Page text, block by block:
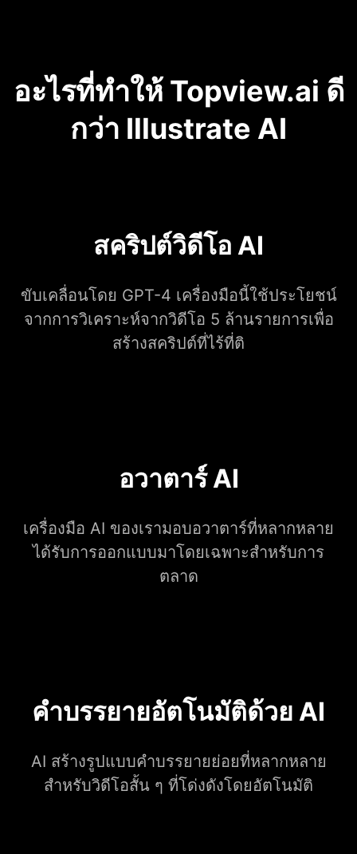
อะไรที่ทำให้ Topview.ai ดี
กว่า Illustrate AI
สคริปต์วิดีโอ AI
ขับเคลื่อนโดย GPT-4 เครื่องมือนี้ใช้ประโยชน์
จากการวิเคราะห์จากวิดีโอ 5 ล้านรายการเพื่อ
สร้างสคริปต์ที่ไร้ที่ติ
อวาตาร์ AI
เครื่องมือ AI ของเรามอบอวาตาร์ที่หลากหลาย
ได้รับการออกแบบมาโดยเฉพาะสำหรับการ
ตลาด
คำบรรยายอัตโนมัติด้วย AI
AI สร้างรูปแบบคำบรรยายย่อยที่หลากหลาย
สำหรับวิดีโอสั้น ๆ ที่โด่งดังโดยอัตโนมัติ